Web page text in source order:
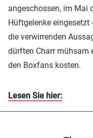
angeschossen, im Mai
Hüftgelenke eingesetzt
die verwirrenden
dürften Charr mühsam
den Boxfans kosten.
Lesen Sie hier: